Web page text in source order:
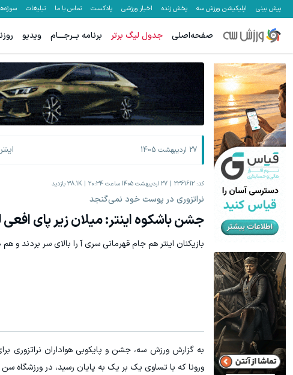
پیش بینی اپلیکیشن ورزش سه پخش زنده اخبار ورزشی پادکست تماس با ما تبلیغات
صفحه‌اصلی جدول لیگ برتر برنامه بــرجـــام ویدیو
27 اردیبهشت 1405 اینتر
کد: 2361612 27 اردیبهشت 1405 ساعت 20:34 38.1K بازدید
نراتزوری در پوست خود نمی‌گنجد
جشن باشکوه اینتر: میلان زیر پای
بازیکنان اینتر هم جام قهرمانی سری آ را بالای سر بردند و
به گزارش ورزش سه، جشن و پایکوبی هواداران نراتزوری
ورونا که با تساوی یک بر یک به پایان رسید، در ورزشگاه
معاملات فارکس اسپرد از صفر و تا ۵۰۰ دلار بونوس هنوز 50 تتر رو دریافت نکردی؟ | رایگان ثبت نام کن و رایگان شروع کن!
۳ دلار پاداش در هر لات معاملاتی در بروکر اینوسلو